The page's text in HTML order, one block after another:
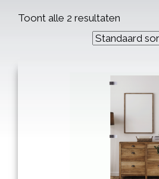
Toont alle 2 resultaten